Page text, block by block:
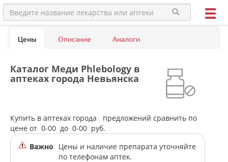
Цены Описание Аналоги
Каталог Меди Phlebology в
аптеках города Невьянска
Купить в аптеках города
предложений сравнить по
цене от 0-00 до 0-00 руб.
Важно
Цены и наличие препарата уточняйте
по телефонам аптек.